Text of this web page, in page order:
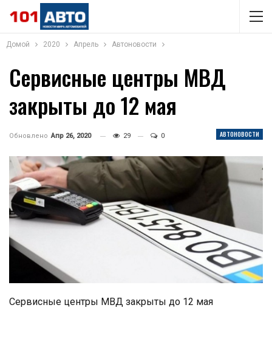
Домой 2020 Апрель Автоновости
Сервисные центры МВД
закрыты до 12 мая
АВТОНОВОСТИ
Обновлено Апр 26, 2020 29 0
Сервисные центры МВД закрыты до 12 мая